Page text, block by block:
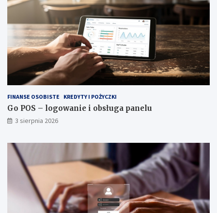
FINANSE OSOBISTE KREDYTY I POŻYCZKI
Go POS – logowanie i obsługa panelu
3 sierpnia 2026